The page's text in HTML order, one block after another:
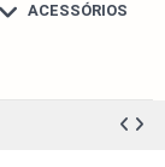
ACESSÓRIOS